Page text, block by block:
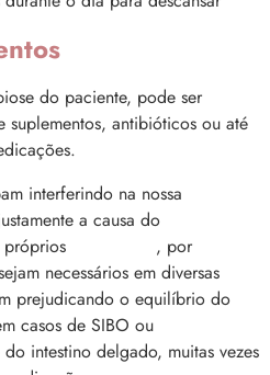
do paciente, pode ser
suplementos, antibióticos ou até
interferindo na nossa
a causa do
, por
necessários em diversas
prejudicando o equilíbrio do
casos de SIBO ou
intestino delgado, muitas vezes